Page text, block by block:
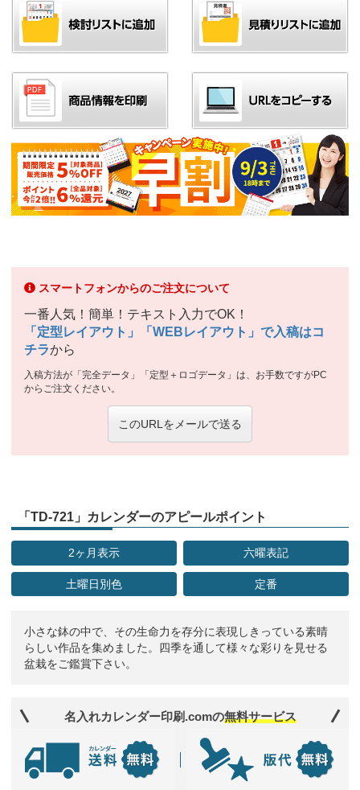
スマートフォンからのご注文について
一番人気！簡単！テキスト入力でOK！
「定型レイアウト」「WEBレイアウト」で入稿はコ
チラから
入稿方法が「完全データ」「定型＋ロゴデータ」は、お手数ですがPC
からご注文ください。
このURLをメールで送る
「TD-721」カレンダーのアピールポイント
2ヶ月表示 六曜表記
土曜日別色 定番
小さな鉢の中で、その生命力を存分に表現しきっている素晴
らしい作品を集めました。四季を通して様々な彩りを見せる
盆栽をご鑑賞下さい。
名入れカレンダー印刷.comの無料サービス